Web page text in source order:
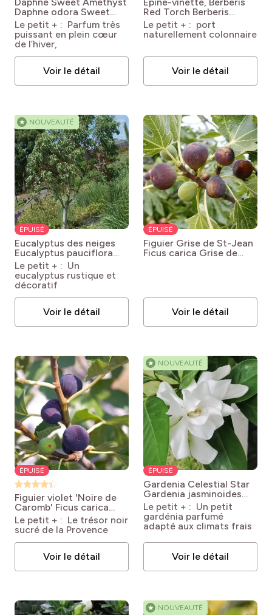
Daphne odora Sweet
Amethyst PBR EU 52705
Le petit + : Parfum très
puissant en plein cœur
de l’hiver,
Voir le détail
Red Torch Berberis
thunbergii 'Red Torch'
Le petit + : port
naturellement colonnaire
Voir le détail
★ NOUVEAUTÉ
ÉPUISÉ
Eucalyptus des neiges
Eucalyptus pauciflora
subsp. niphophila
Le petit + : Un
eucalyptus rustique et
décoratif
Voir le détail
ÉPUISÉ
Figuier Grise de St-Jean
Ficus carica Grise de
Voir le détail
ÉPUISÉ
Figuier violet 'Noire de
Caromb' Ficus carica
Noire de Caromb
Le petit + : Le trésor noir
sucré de la Provence
Voir le détail
★ NOUVEAUTÉ
ÉPUISÉ
Gardenia Celestial Star
Gardenia jasminoides
'PS-2013-4' CELESTIAL
STAR®
Le petit + : Un petit
gardénia parfumé
adapté aux climats frais
Voir le détail
★ NOUVEAUTÉ